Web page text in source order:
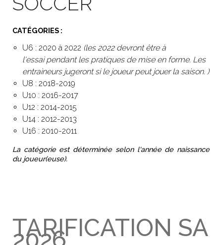
CATÉGORIES :
U6 : 2020 à 2022 (les 2022 devront être à
l'essai pendant les pratiques de mise en forme. Les
entraineurs jugeront si le joueur peut jouer la saison. )
U8 : 2018-2019
U10 : 2016-2017
U12 : 2014-2015
U14 : 2012-2013
U16 : 2010-2011
La catégorie est déterminée selon l'année de naissance
du joueur(euse).
TARIFICATION
2026